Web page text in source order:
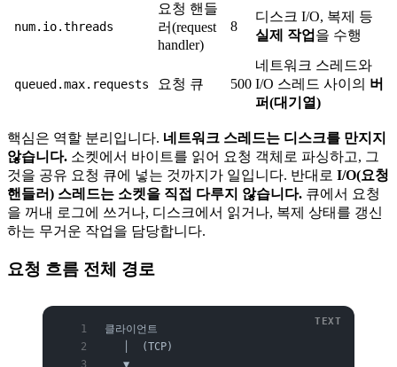
num.io.threads
요청 핸들
러(request
handler)
8
디스크 I/O, 복제 등
실제 작업 을 수행
queued.max.requests 요청 큐 500
네트워크 스레드와
I/O 스레드 사이의 버
퍼(대기열)
핵심은 역할 분리입니다. 네트워크 스레드는 디스크를 만지지
않습니다. 소켓에서 바이트를 읽어 요청 객체로 파싱하고, 그
것을 공유 요청 큐에 넣는 것까지가 일입니다. 반대로 I/O(요청
핸들러) 스레드는 소켓을 직접 다루지 않습니다. 큐에서 요청
을 꺼내 로그에 쓰거나, 디스크에서 읽거나, 복제 상태를 갱신
하는 무거운 작업을 담당합니다.
요청 흐름 전체 경로
클라이언트
   │  (TCP)
   ▼